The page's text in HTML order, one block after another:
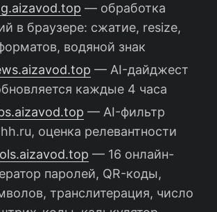
— обработка
в браузере: сжатие, resize,
водяной знак
— AI-дайджест
каждые 4 часа
— AI-фильтр
оценка релевантности
— 16 онлайн-
паролей, QR-коды,
транслитерация, число